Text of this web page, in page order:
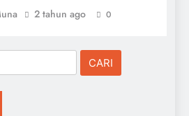
2 tahun ago 0